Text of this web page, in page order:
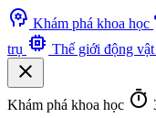
psychology Khám phá khoa học
trụ memory Thế giới động vật
close
Khám phá khoa học timer